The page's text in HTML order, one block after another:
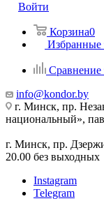
Войти
Корзина0
Избранные
Сравнение
info@kondor.by
г. Минск, пр.
национальный»,
г. Минск, пр.
20.00 без выходных
Instagram
Telegram